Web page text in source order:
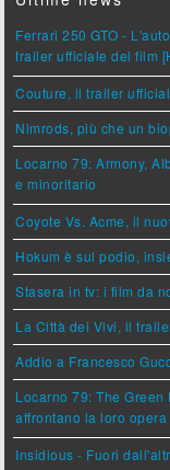
Ferrari 250 GTO -
trailer ufficiale del film
Couture, il trailer
Nimrods, più che un
Locarno 79: Armony,
e minoritario
Coyote Vs. Acme, il
Hokum è sul podio,
Stasera in tv: i film da
La Città dei Vivi, il
Addio a Francesco
Locarno 79: The
affrontano la loro
Insidious - Fuori